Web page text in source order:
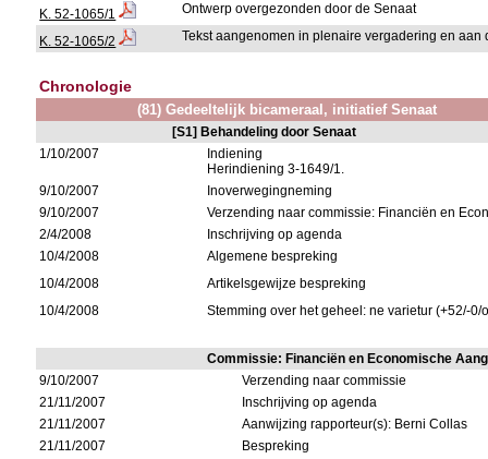
K. 52-1065/1 Ontwerp overgezonden door de Senaat
K. 52-1065/2 Tekst aangenomen in plenaire vergadering en
Chronologie
(81) Gedeeltelijk bicameraal, initiatief Senaat
[S1] Behandeling door Senaat
1/10/2007
Indiening
Herindiening 3-1649/1.
9/10/2007
Inoverwegingneming
9/10/2007
Verzending naar commissie: Financiën en
2/4/2008
Inschrijving op agenda
10/4/2008
Algemene bespreking
10/4/2008
Artikelsgewijze bespreking
10/4/2008
Stemming over het geheel: ne varietur (+52/-0/
Commissie: Financiën en Economische
9/10/2007
Verzending naar commissie
21/11/2007
Inschrijving op agenda
21/11/2007
Aanwijzing rapporteur(s): Berni Collas
21/11/2007
Bespreking